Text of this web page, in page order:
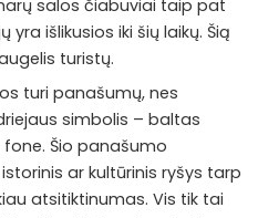
salos čiabuviai taip pat
išlikusios iki šių laikų. Šią
turistų.
turi panašumų, nes
simbolis – baltas
Šio panašumo
ar kultūrinis ryšys tarp
atsitiktinumas. Vis tik tai